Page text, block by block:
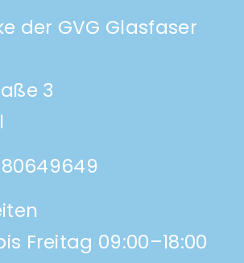
der GVG Glasfaser
3
80649649
Freitag 09:00–18:00